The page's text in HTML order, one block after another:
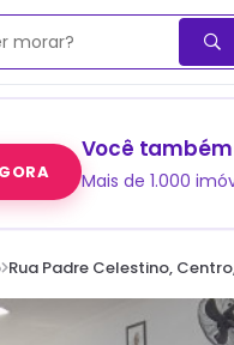
Você
Mais de 1.000
Rua Padre Celestino,